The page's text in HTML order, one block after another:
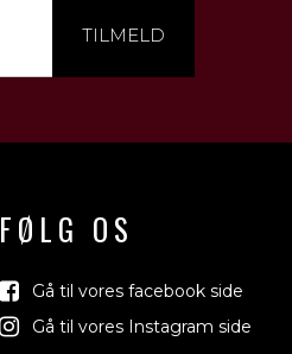
TILMELD
FØLG OS
Gå til vores facebook side
Gå til vores Instagram side